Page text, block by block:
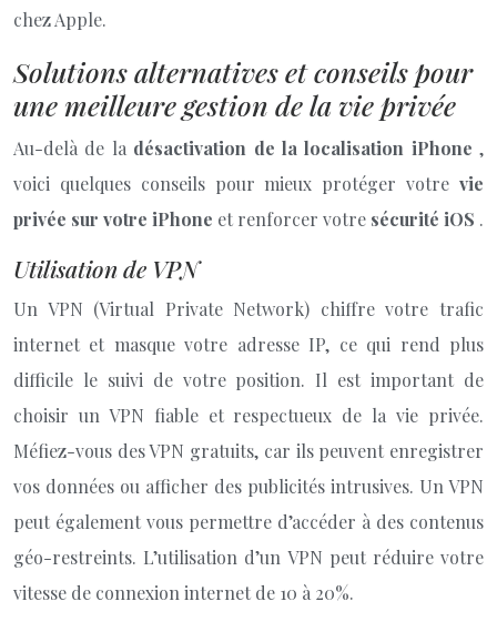
chez Apple.
Solutions alternatives et conseils pour
une meilleure gestion de la vie privée
Au-delà de la désactivation de la localisation iPhone ,
voici quelques conseils pour mieux protéger votre vie
privée sur votre iPhone et renforcer votre sécurité iOS .
Utilisation de VPN
Un VPN (Virtual Private Network) chiffre votre trafic
internet et masque votre adresse IP, ce qui rend plus
difficile le suivi de votre position. Il est important de
choisir un VPN fiable et respectueux de la vie privée.
Méfiez-vous des VPN gratuits, car ils peuvent enregistrer
vos données ou afficher des publicités intrusives. Un VPN
peut également vous permettre d’accéder à des contenus
géo-restreints. L’utilisation d’un VPN peut réduire votre
vitesse de connexion internet de 10 à 20%.